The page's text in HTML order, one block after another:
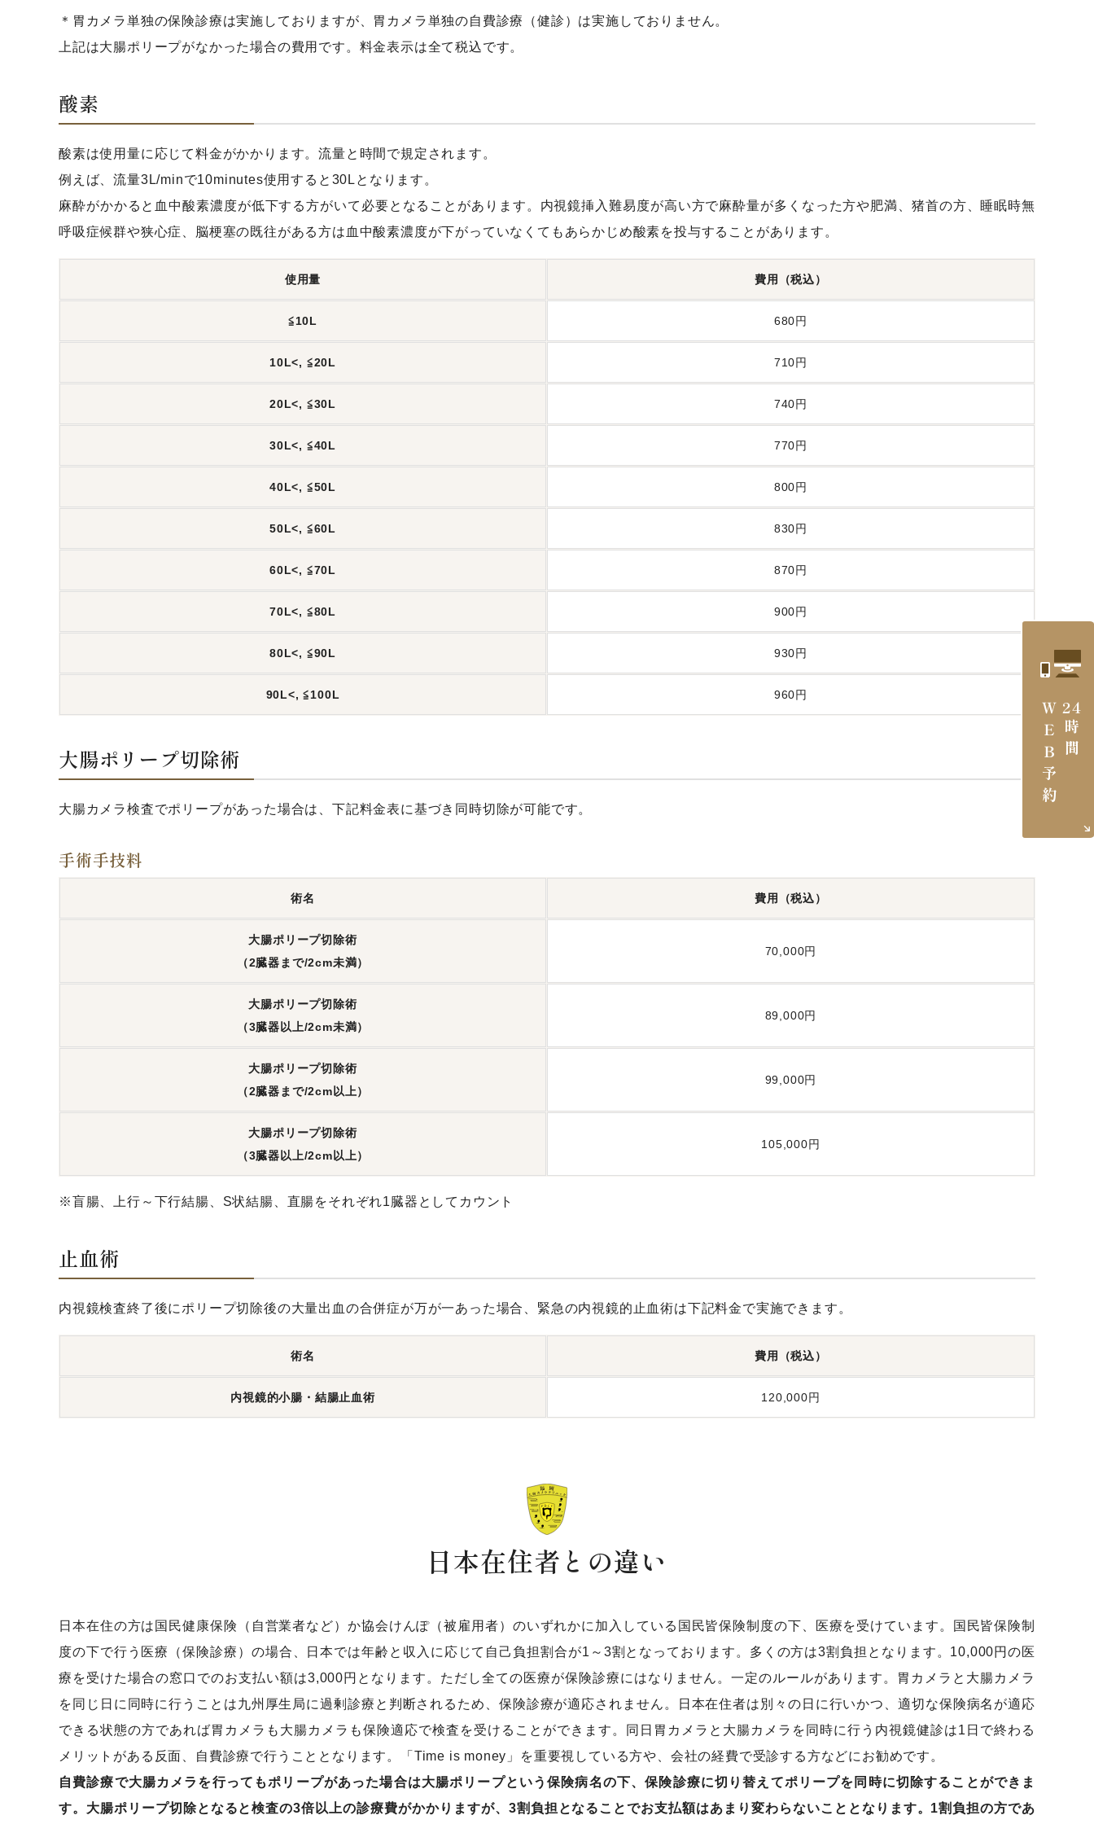
24
時間
ＷＥＢ予約
＊胃カメラ単独の保険診療は実施しておりますが、胃カメラ単独の自費診療（健診）は実施しておりません。
上記は大腸ポリープがなかった場合の費用です。料金表示は全て税込です。
酸素
酸素は使用量に応じて料金がかかります。流量と時間で規定されます。
例えば、流量3L/minで10minutes使用すると30Lとなります。
麻酔がかかると血中酸素濃度が低下する方がいて必要となることがあります。内視鏡挿入難易度が高い方で麻酔量が多くなった方や肥満、猪首の方、睡眠時無
呼吸症候群や狭心症、脳梗塞の既往がある方は血中酸素濃度が下がっていなくてもあらかじめ酸素を投与することがあります。
使用量 費用（税込）
≦10L 680円
10L<, ≦20L 710円
20L<, ≦30L 740円
30L<, ≦40L 770円
40L<, ≦50L 800円
50L<, ≦60L 830円
60L<, ≦70L 870円
70L<, ≦80L 900円
80L<, ≦90L 930円
90L<, ≦100L 960円
大腸ポリープ切除術
大腸カメラ検査でポリープがあった場合は、下記料金表に基づき同時切除が可能です。
手術手技料
術名 費用（税込）
大腸ポリープ切除術
（2臓器まで/2cm未満）
70,000円
大腸ポリープ切除術
（3臓器以上/2cm未満）
89,000円
大腸ポリープ切除術
（2臓器まで/2cm以上）
99,000円
大腸ポリープ切除術
（3臓器以上/2cm以上）
105,000円
※盲腸、上行～下行結腸、S状結腸、直腸をそれぞれ1臓器としてカウント
止血術
内視鏡検査終了後にポリープ切除後の大量出血の合併症が万が一あった場合、緊急の内視鏡的止血術は下記料金で実施できます。
術名 費用（税込）
内視鏡的小腸・ 結腸止血術 120,000円
日本在住者との違い
日本在住の方は国民健康保険（自営業者など）か協会けんぽ（被雇用者）のいずれかに加入している国民皆保険制度の下、医療を受けています。国民皆保険制
度の下で行う医療（保険診療）の場合、日本では年齢と収入に応じて自己負担割合が1～3割となっております。多くの方は3割負担となります。10,000円の医
療を受けた場合の窓口でのお支払い額は3,000円となります。ただし全ての医療が保険診療にはなりません。一定のルールがあります。胃カメラと大腸カメラ
を同じ日に同時に行うことは九州厚生局に過剰診療と判断されるため、保険診療が適応されません。日本在住者は別々の日に行いかつ、適切な保険病名が適応
できる状態の方であれば胃カメラも大腸カメラも保険適応で検査を受けることができます。同日胃カメラと大腸カメラを同時に行う内視鏡健診は1日で終わる
メリットがある反面、自費診療で行うこととなります。「Time is money」を重要視している方や、会社の経費で受診する方などにお勧めです。
自費診療で大腸カメラを行ってもポリープがあった場合は大腸ポリープという保険病名の下、保険診療に切り替えてポリープを同時に切除することができま
す。大腸ポリープ切除となると検査の3倍以上の診療費がかかりますが、3割負担となることでお支払額はあまり変わらないこととなります。1割負担の方であ